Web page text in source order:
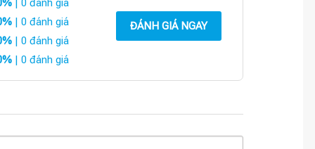
| 0 đánh giá
| 0 đánh giá
| 0 đánh giá
| 0 đánh giá
ĐÁNH GIÁ NGAY